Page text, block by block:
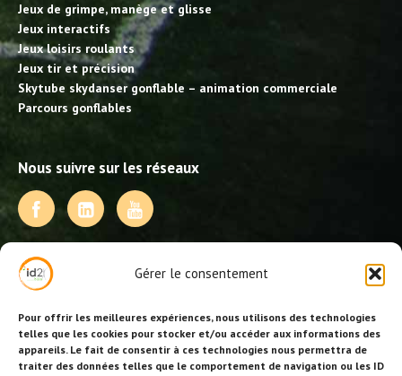
Gérer le consentement
Pour offrir les meilleures expériences, nous utilisons des technologies
telles que les cookies pour stocker et/ou accéder aux informations des
appareils. Le fait de consentir à ces technologies nous permettra de
traiter des données telles que le comportement de navigation ou les ID
Jeux de grimpe, manège et glisse
Jeux interactifs
Jeux loisirs roulants
Jeux tir et précision
Skytube skydanser gonflable – animation commerciale
Parcours gonflables
Nous suivre sur les réseaux
NOS PRESTATIONS
Activités, jeux et animations BDE
Animations événementielles
Animations EVJF – EVJG
Animations hôtellerie